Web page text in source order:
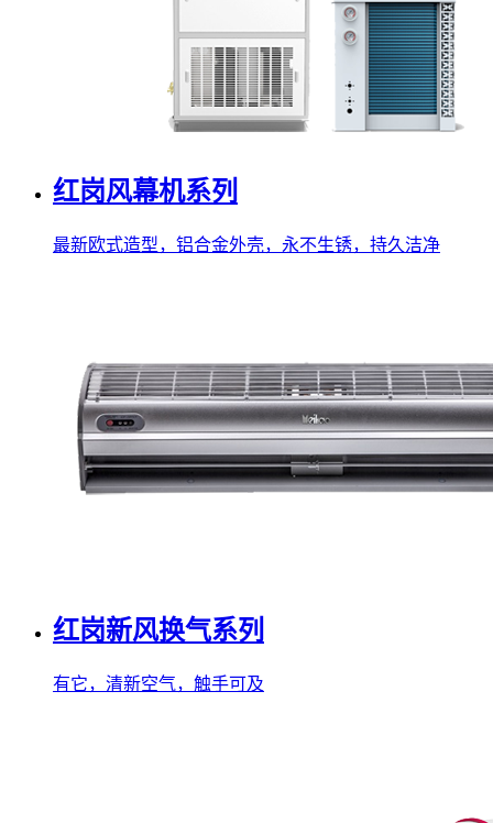
红岗风幕机系列
最新欧式造型，铝合金外壳，永不生锈，持久洁净
红岗新风换气系列
有它，清新空气，触手可及